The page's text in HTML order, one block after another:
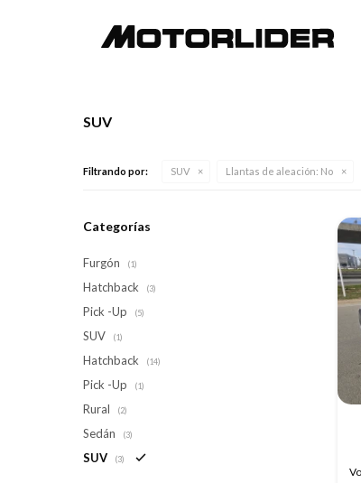
SUV
Filtrando por: SUV Llantas de aleación: No
Categorías
Furgón (1)
Hatchback (3)
Pick -Up (5)
SUV (1)
Hatchback (14)
Pick -Up (1)
Rural (2)
Sedán (3)
SUV (3)